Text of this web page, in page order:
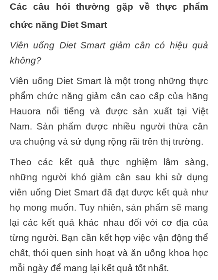
Các câu hỏi thường gặp về thực phẩm
chức năng Diet Smart
Viên uống Diet Smart giảm cân có hiệu quả
không?
Viên uống Diet Smart là một trong những thực
phẩm chức năng giảm cân cao cấp của hãng
Hauora nổi tiếng và được sản xuất tại Việt
Nam. Sản phẩm được nhiều người thừa cân
ưa chuộng và sử dụng rộng rãi trên thị trường.
Theo các kết quả thực nghiệm lâm sàng,
những người khó giảm cân sau khi sử dụng
viên uống Diet Smart đã đạt được kết quả như
họ mong muốn. Tuy nhiên, sản phẩm sẽ mang
lại các kết quả khác nhau đối với cơ địa của
từng người. Bạn cần kết hợp việc vận động thể
chất, thói quen sinh hoạt và ăn uống khoa học
mỗi ngày để mang lại kết quả tốt nhất.